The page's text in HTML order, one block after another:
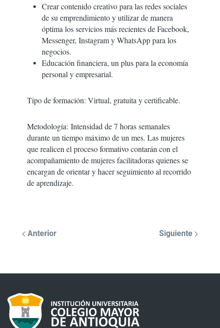
Crear contenido creativo para las redes sociales
de su emprendimiento y utilizar de manera
óptima los servicios más recientes de Facebook,
Messenger, Instagram y WhatsApp para los
negocios.
Educación financiera, un plus para la economía
personal y empresarial.
Tipo de formación: Virtual, gratuita y certificable.
Metodología: Intensidad de 7 horas semanales
durante un tiempo máximo de un mes. Las mujeres
que realicen el proceso formativo contarán con el
acompañamiento de mujeres facilitadoras quienes se
encargan de orientar y hacer seguimiento al recorrido
de aprendizaje.
Anterior Siguiente